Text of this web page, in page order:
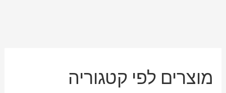
מוצרים לפי קטגוריה